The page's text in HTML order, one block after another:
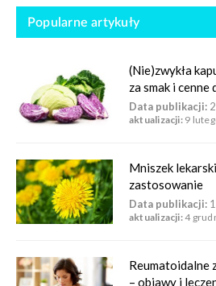
Popularne artykuły
(Nie)zwykła
za smak i
Data publikacji:
aktualizacji: 9
Mniszek
zastosowanie
Data publikacji:
aktualizacji:4
Reumatoidalne
– objawy i